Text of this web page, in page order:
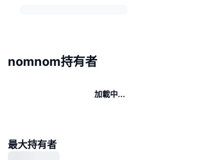
nomnom持有者
加載中...
最大持有者